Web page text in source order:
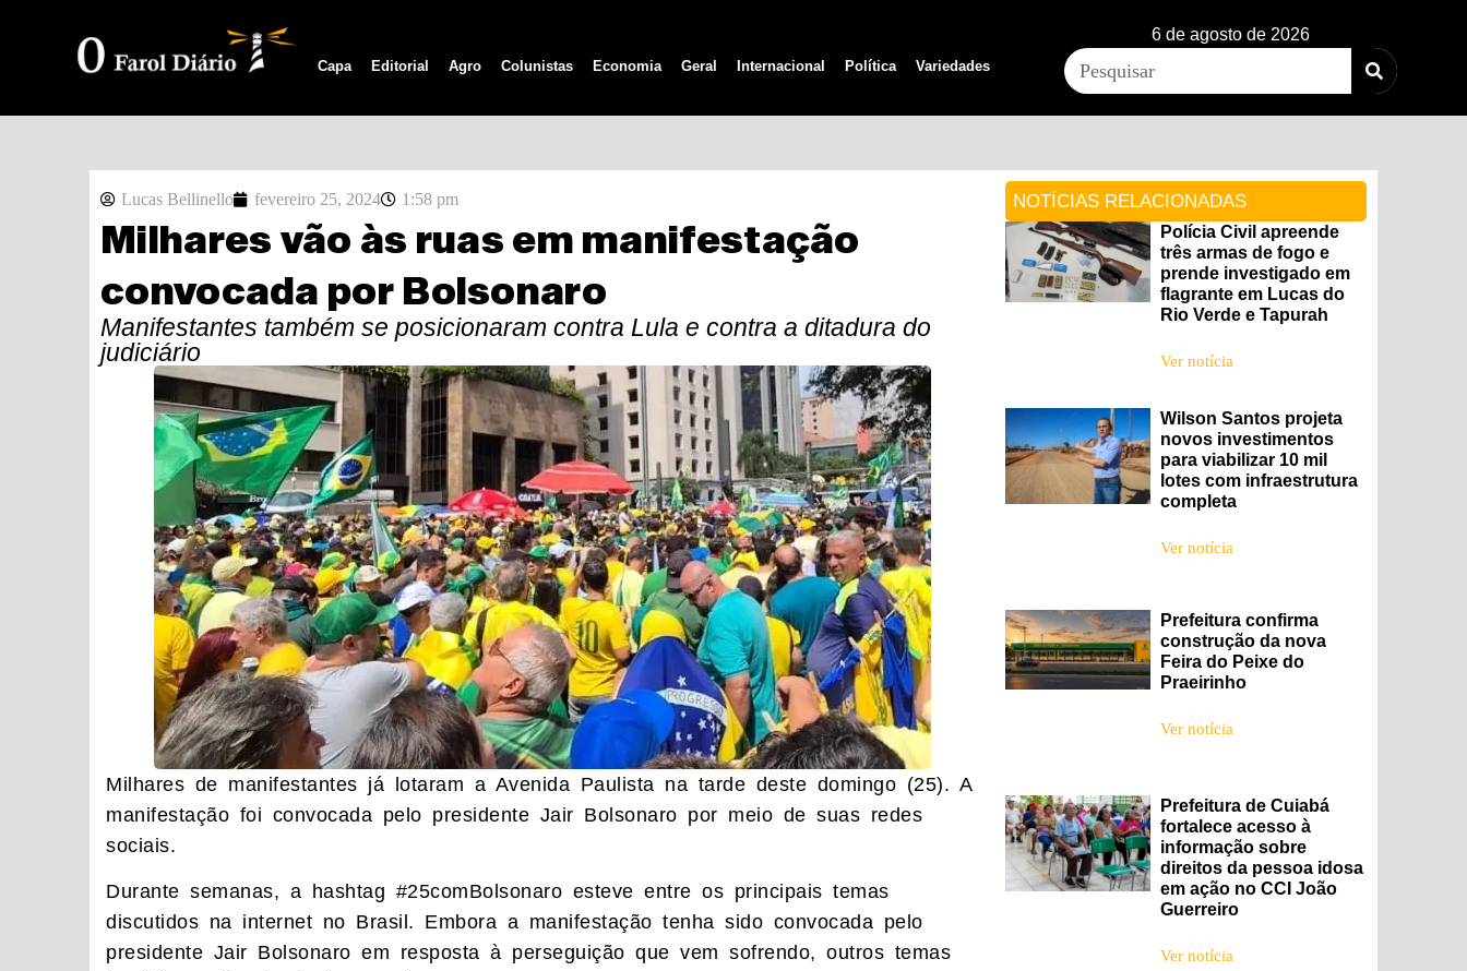
Capa Editorial Agro Colunistas Economia Geral Internacional Política Variedades
6 de agosto de 2026
Lucas Bellinello fevereiro 25, 2024 1:58 pm
Milhares vão às ruas em manifestação
convocada por Bolsonaro
Manifestantes também se posicionaram contra Lula e contra a ditadura do
judiciário
Milhares de manifestantes já lotaram a Avenida Paulista na tarde deste domingo (25). A
manifestação foi convocada pelo presidente Jair Bolsonaro por meio de suas redes
sociais.
Durante semanas, a hashtag #25comBolsonaro esteve entre os principais temas
discutidos na internet no Brasil. Embora a manifestação tenha sido convocada pelo
presidente Jair Bolsonaro em resposta à perseguição que vem sofrendo, outros temas
NOTÍCIAS RELACIONADAS
Polícia Civil apreende
três armas de fogo e
prende investigado em
flagrante em Lucas do
Rio Verde e Tapurah
Ver notícia
Wilson Santos projeta
novos investimentos
para viabilizar 10 mil
lotes com infraestrutura
completa
Ver notícia
Prefeitura confirma
construção da nova
Feira do Peixe do
Praeirinho
Ver notícia
Prefeitura de Cuiabá
fortalece acesso à
informação sobre
direitos da pessoa idosa
em ação no CCI João
Guerreiro
Ver notícia